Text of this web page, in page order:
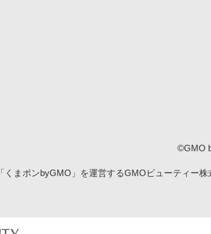
©GMO
「くまポンbyGMO」を運営するGMOビューティー株